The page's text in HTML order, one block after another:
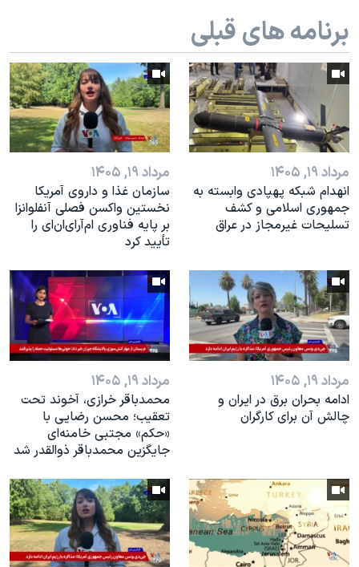
نرگس محمدی برنده جایزه نوبل صلح
همایش محافظه‌کاران آمریکا «سی‌پک»
صفحه‌های ویژه
سفر پرزیدنت ترامپ به چین
برنامه های قبلی
مرداد ۱۹, ۱۴۰۵
انهدام شبکه پهپادی وابسته به
جمهوری اسلامی و کشف
تسلیحات غیرمجاز در عراق
مرداد ۱۹, ۱۴۰۵
سازمان غذا و داروی آمریکا
نخستین واکسن فصلی آنفلوانزا
بر پایه فناوری ام‌آر‌ای‌ان‌ای را
تأیید کرد
مرداد ۱۹, ۱۴۰۵
ادامه بحران برق در ایران و
چالش آن برای کارگران
مرداد ۱۹, ۱۴۰۵
محمدباقر خرازی، آخوند تحت
تعقیب؛ محسن رضایی با
«حکم» مجتبی خامنه‌ای
جایگزین محمدباقر ذوالقدر شد